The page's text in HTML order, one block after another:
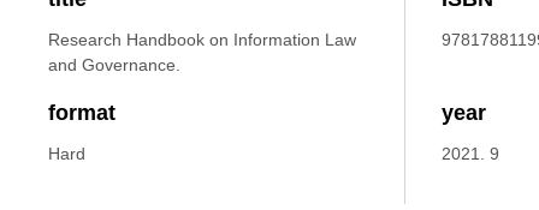
Research Handbook on Information Law
and Governance.
format
Hard
year
2021. 9